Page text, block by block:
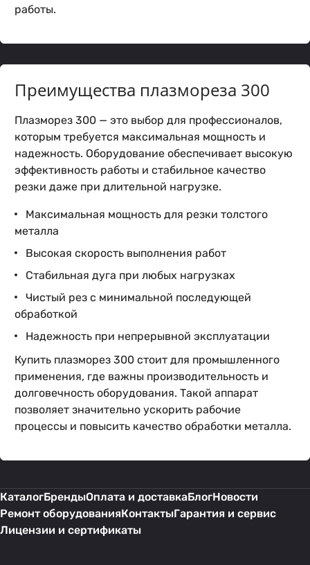
работы.
Преимущества плазмореза 300
Плазморез 300 — это выбор для профессионалов,
которым требуется максимальная мощность и
надежность. Оборудование обеспечивает высокую
эффективность работы и стабильное качество
резки даже при длительной нагрузке.
Максимальная мощность для резки толстого
металла
Высокая скорость выполнения работ
Стабильная дуга при любых нагрузках
Чистый рез с минимальной последующей
обработкой
Надежность при непрерывной эксплуатации
Купить плазморез 300 стоит для промышленного
применения, где важны производительность и
долговечность оборудования. Такой аппарат
позволяет значительно ускорить рабочие
процессы и повысить качество обработки металла.
КаталогБрендыОплата и доставкаБлогНовости
Ремонт оборудованияКонтактыГарантия и сервис
Лицензии и сертификаты